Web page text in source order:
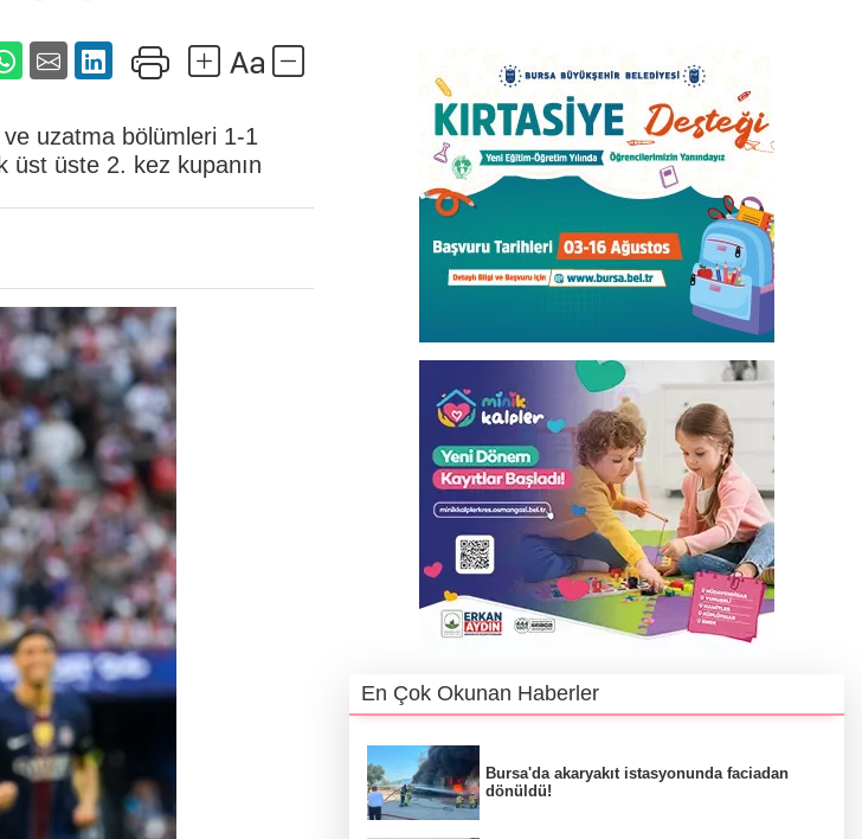
uzatma bölümleri 1-1
üst üste 2. kez kupanın
En Çok Okunan Haberler
Bursa'da akaryakıt istasyonunda faciadan
dönüldü!